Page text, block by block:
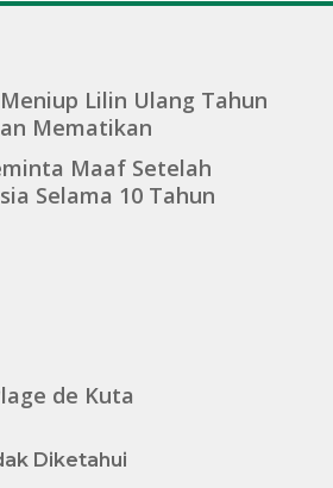
Lilin Ulang Tahun
Mematikan
Maaf Setelah
Selama 10 Tahun
de Kuta
Diketahui